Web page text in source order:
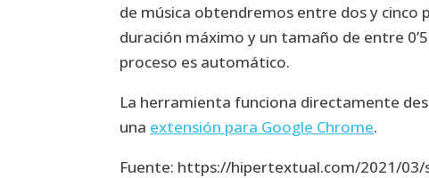
de música obtendremos entre dos y cinco
duración máximo y un tamaño de entre
proceso es automático.
La herramienta funciona directamente
una extensión para Google Chrome.
Fuente: https://hipertextual.com/2021/